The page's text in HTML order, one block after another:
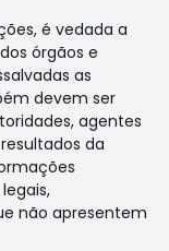
é vedada a
órgãos e
as
devem ser
agentes
da
não apresentem